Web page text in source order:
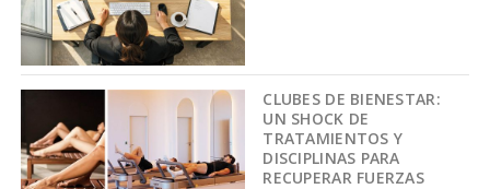
CLUBES DE BIENESTAR:
UN SHOCK DE
TRATAMIENTOS Y
DISCIPLINAS PARA
RECUPERAR FUERZAS